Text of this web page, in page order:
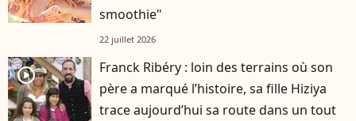
smoothie"
22 juillet 2026
player2
Franck Ribéry : loin des terrains où son
père a marqué l’histoire, sa fille Hiziya
trace aujourd’hui sa route dans un tout